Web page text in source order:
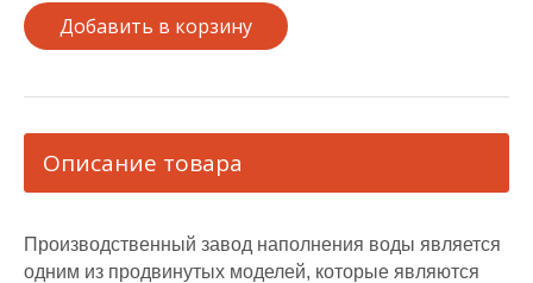
Добавить в корзину
Описание товара
Производственный завод наполнения воды является
одним из продвинутых моделей, которые являются